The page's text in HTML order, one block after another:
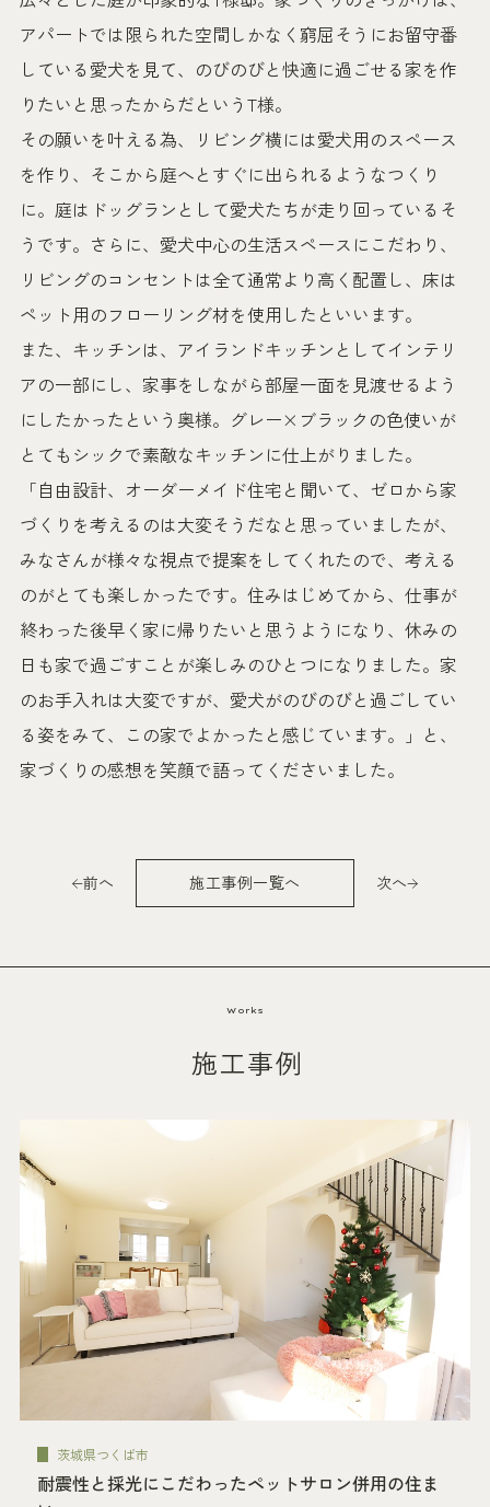
アパートでは限られた空間しかなく窮屈そうにお留守番
している愛犬を見て、のびのびと快適に過ごせる家を作
りたいと思ったからだというT様。
その願いを叶える為、リビング横には愛犬用のスペース
を作り、そこから庭へとすぐに出られるようなつくり
に。庭はドッグランとして愛犬たちが走り回っているそ
うです。さらに、愛犬中心の生活スペースにこだわり、
リビングのコンセントは全て通常より高く配置し、床は
ペット用のフローリング材を使用したといいます。
また、キッチンは、アイランドキッチンとしてインテリ
アの一部にし、家事をしながら部屋一面を見渡せるよう
にしたかったという奥様。グレー×ブラックの色使いが
とてもシックで素敵なキッチンに仕上がりました。
「自由設計、オーダーメイド住宅と聞いて、ゼロから家
づくりを考えるのは大変そうだなと思っていましたが、
みなさんが様々な視点で提案をしてくれたので、考える
のがとても楽しかったです。住みはじめてから、仕事が
終わった後早く家に帰りたいと思うようになり、休みの
日も家で過ごすことが楽しみのひとつになりました。家
のお手入れは大変ですが、愛犬がのびのびと過ごしてい
る姿をみて、この家でよかったと感じています。」と、
家づくりの感想を笑顔で語ってくださいました。
前へ 施工事例一覧へ 次へ
Works
施工事例
茨城県つくば市
耐震性と採光にこだわったペットサロン併用の住ま